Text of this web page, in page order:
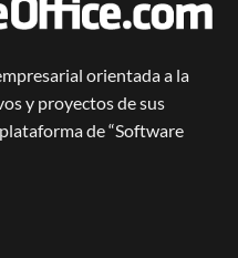
orientada a la
y proyectos de sus
de “Software